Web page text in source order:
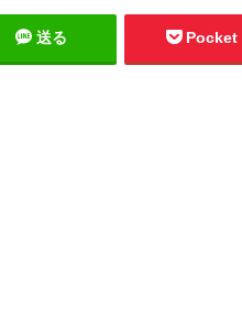
送る Pocket